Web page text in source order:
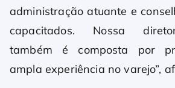
administração atuante e
capacitados. Nossa
também é composta por
ampla experiência no varejo”,